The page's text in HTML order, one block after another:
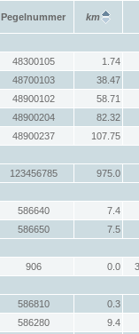
Pegelnummer km
48300105
1.74
48700103
38.47
48900102
58.71
48900204
82.32
48900237
107.75
123456785
975.0
586640
7.4
586650
7.5
906 0.0
586810
0.3
586280
9.4